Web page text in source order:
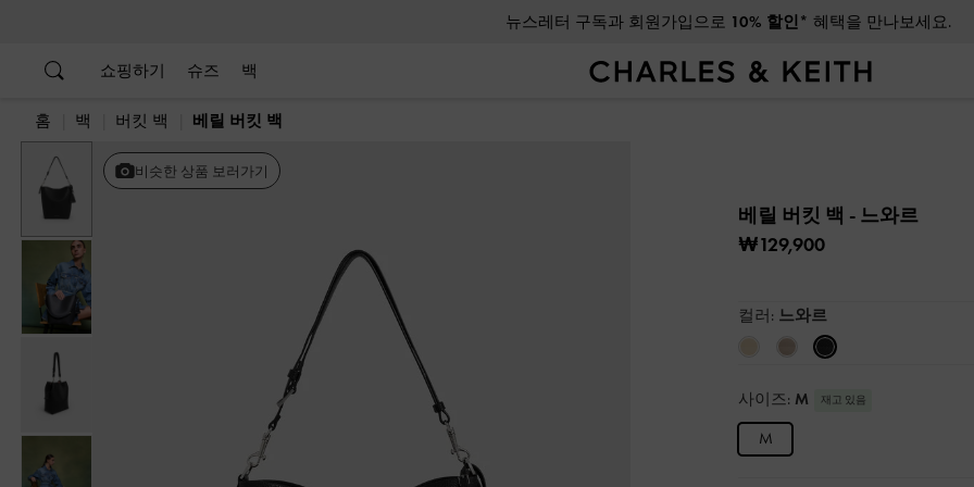
뉴스레터 구독과 회원가입으로 10% 할인* 혜택을 만나보세요.
쇼핑하기 슈즈 백
홈 백 버킷 백 베릴 버킷 백
Previous 비슷한 상품 보러가기
베릴 버킷 백 - 느와르
₩129,900
컬러: 느와르
사이즈: M 재고 있음
M